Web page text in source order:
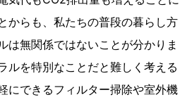
からも、私たちの普段の暮らし方
は無関係ではないことが分かりま
ルを特別なことだと難しく考える
にできるフィルター掃除や室外機